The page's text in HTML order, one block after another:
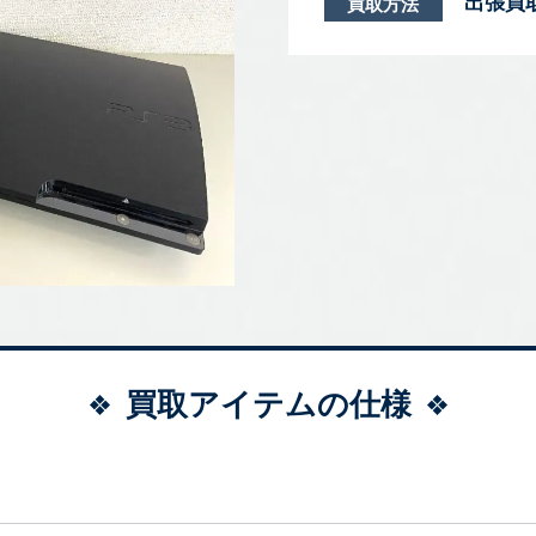
買取方法
買取アイテムの仕様